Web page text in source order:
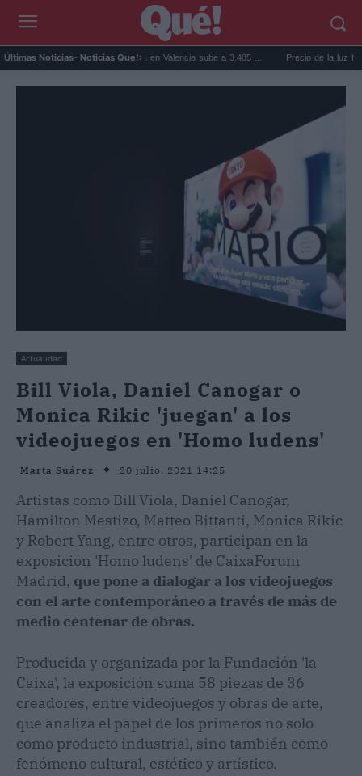
Últimas Noticias- Noticias Que!:
El precio de la vivienda en Valencia sube a 3.485 ... Precio de la luz hoy,
Actualidad
Bill Viola, Daniel Canogar o
Monica Rikic 'juegan' a los
videojuegos en 'Homo ludens'
Marta Suárez 20 julio, 2021 14:25
Artistas como Bill Viola, Daniel Canogar,
Hamilton Mestizo, Matteo Bittanti, Monica Rikic
y Robert Yang, entre otros, participan en la
exposición 'Homo ludens' de CaixaForum
Madrid, que pone a dialogar a los videojuegos
con el arte contemporáneo a través de más de
medio centenar de obras.
Producida y organizada por la Fundación 'la
Caixa', la exposición suma 58 piezas de 36
creadores, entre videojuegos y obras de arte,
que analiza el papel de los primeros no solo
como producto industrial, sino también como
fenómeno cultural, estético y artístico.